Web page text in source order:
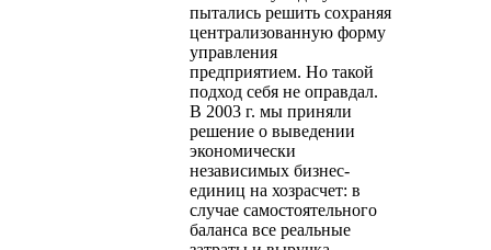
пытались решить сохраняя
централизованную форму
управления
предприятием. Но такой
подход себя не оправдал.
В 2003 г. мы приняли
решение о выведении
экономически
независимых бизнес-
единиц на хозрасчет: в
случае самостоятельного
баланса все реальные